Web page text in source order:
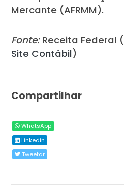
Mercante (AFRMM).
Fonte:Receita Federal (
Site Contábil)
Compartilhar
WhatsApp
Linkedin
Tweetar